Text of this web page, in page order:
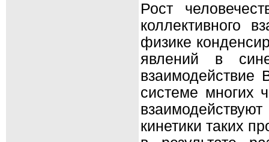
Рост
коллективного
физике
явлений в
системе многих
кинетики таких